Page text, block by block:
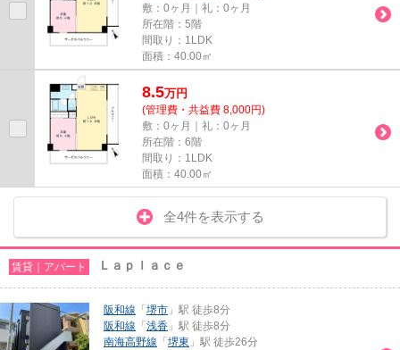
敷：0ヶ月｜礼：0ヶ月
所在階：5階
間取り：1LDK
面積：40.00㎡
8.5万円
(管理費・共益費 8,000円)
敷：0ヶ月｜礼：0ヶ月
所在階：6階
間取り：1LDK
面積：40.00㎡
全4件を表示する
賃貸｜アパート Ｌａｐｌａｃｅ
阪和線 「 堺市 」駅 徒歩8分
阪和線 「 浅香 」駅 徒歩8分
南海高野線 「 堺東 」駅 徒歩26分